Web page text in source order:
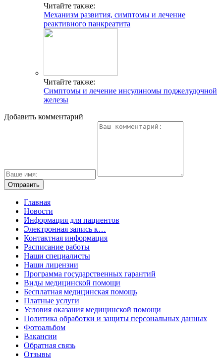
Читайте также:
Механизм развития, симптомы и лечение
реактивного панкреатита
Читайте также:
Симптомы и лечение инсулиномы поджелудочной
железы
Добавить комментарий
Главная
Новости
Информация для пациентов
Электронная запись к…
Контактная информация
Расписание работы
Наши специалисты
Наши лицензии
Программа государственных гарантий
Виды медицинской помощи
Бесплатная медицинская помощь
Платные услуги
Условия оказания медицинской помощи
Политика обработки и защиты персональных данных
Фотоальбом
Вакансии
Обратная связь
Отзывы